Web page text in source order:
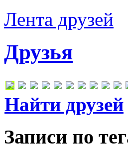
Лента друзей
Друзья
Найти друзей
Записи по